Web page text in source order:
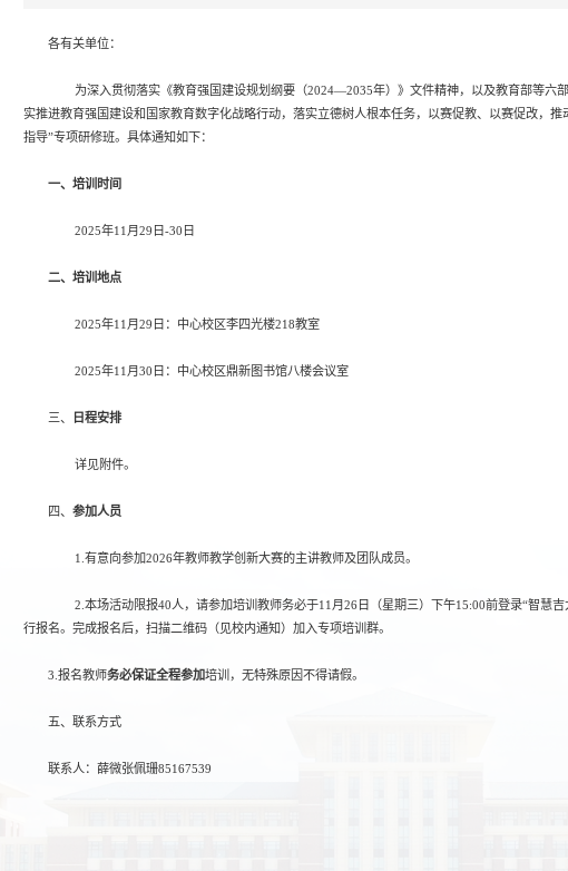
各有关单位：
为深入贯彻落实《教育强国建设规划纲要（2024—2035年）》文件精神，以及教育部等六
实推进教育强国建设和国家教育数字化战略行动，落实立德树人根本任务，以赛促教、以赛促改，
指导”专项研修班。具体通知如下：
一、培训时间
2025年11月29日-30日
二、培训地点
2025年11月29日：中心校区李四光楼218教室
2025年11月30日：中心校区鼎新图书馆八楼会议室
三、 日程安排
详见附件。
四、 参加人员
1.有意向参加2026年教师教学创新大赛的主讲教师及团队成员。
2.本场活动限报40人，请参加培训教师务必于11月26日（星期三）下午15:00前登录“智慧吉
行报名。完成报名后，扫描二维码（见校内通知）加入专项培训群。
3.报名教师务必保证全程参加培训，无特殊原因不得请假。
五、联系方式
联系人：薛微张佩珊85167539